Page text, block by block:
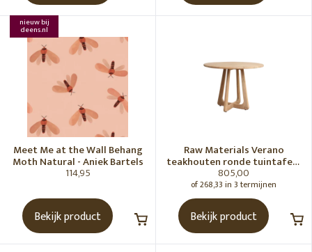
nieuw bij
deens.nl
Meet Me at the Wall Behang
Moth Natural - Aniek Bartels
114,95
Bekijk product
Raw Materials Verano
teakhouten ronde tuintafel -
Ø100 cm
805,00
of 268,33 in 3 termijnen
Bekijk product